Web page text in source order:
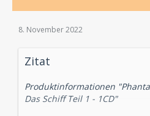
8. November 2022
Zitat
Produktinformationen
Das Schiff Teil 1 - 1CD"